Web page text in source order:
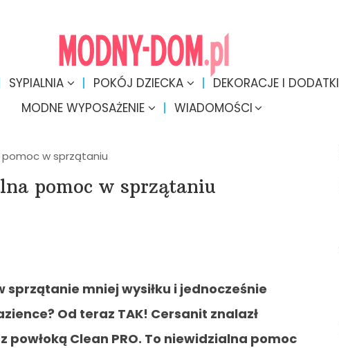
SYPIALNIA POKÓJ DZIECKA DEKORACJE I DODATKI
MODNE WYPOSAŻENIE
WIADOMOŚCI
pomoc w sprzątaniu
pomoc w sprzątaniu
mniej wysiłku i jednocześnie
Od teraz TAK! Cersanit znalazł
powłoką Clean PRO. To niewidzialna pomoc